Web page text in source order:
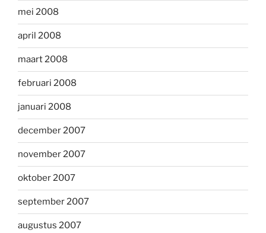
mei 2008
april 2008
maart 2008
februari 2008
januari 2008
december 2007
november 2007
oktober 2007
september 2007
augustus 2007